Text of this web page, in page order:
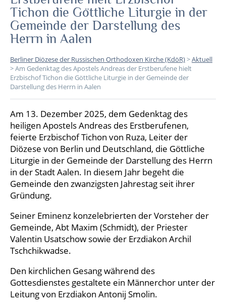
Tichon die Göttliche Liturgie in der
Gemeinde der Darstellung des
Herrn in Aalen
Berliner Diözese der Russischen Orthodoxen Kirche (KdöR)>Aktuell
>Am Gedenktag des Apostels Andreas der Erstberufene hielt
Erzbischof Tichon die Göttliche Liturgie in der Gemeinde der
Darstellung des Herrn in Aalen
Am 13. Dezember 2025, dem Gedenktag des
heiligen Apostels Andreas des Erstberufenen,
feierte Erzbischof Tichon von Ruza, Leiter der
Diözese von Berlin und Deutschland, die Göttliche
Liturgie in der Gemeinde der Darstellung des Herrn
in der Stadt Aalen. In diesem Jahr begeht die
Gemeinde den zwanzigsten Jahrestag seit ihrer
Gründung.
Seiner Eminenz konzelebrierten der Vorsteher der
Gemeinde, Abt Maxim (Schmidt), der Priester
Valentin Usatschow sowie der Erzdiakon Archil
Tschchikwadse.
Den kirchlichen Gesang während des
Gottesdienstes gestaltete ein Männerchor unter der
Leitung von Erzdiakon Antonij Smolin.